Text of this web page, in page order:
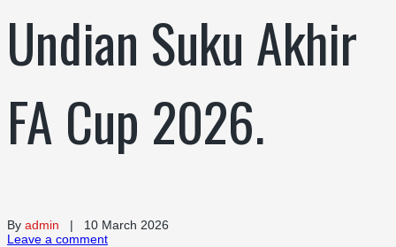
Undian Suku Akhir
FA Cup 2026.
By admin | 10 March 2026
Leave a comment